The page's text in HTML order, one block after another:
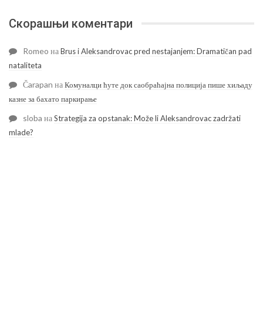
Скорашњи коментари
Romeo наBrus i Aleksandrovac pred nestajanjem: Dramatičan pad
nataliteta
Čarapan наКомуналци ћуте док саобраћајна полиција пише хиљаду
казне за бахато паркирање
sloba наStrategija za opstanak: Može li Aleksandrovac zadržati
mlade?